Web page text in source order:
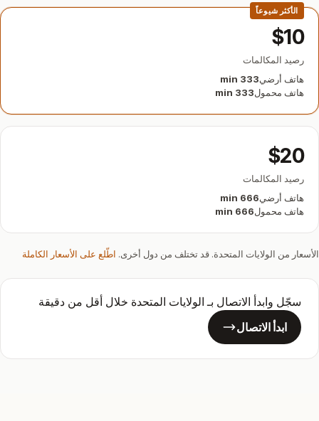
الأكثر شيوعاً
$10
رصيد المكالمات
هاتف أرضي333 min
هاتف محمول333 min
$20
رصيد المكالمات
هاتف أرضي666 min
هاتف محمول666 min
الأسعار من الولايات المتحدة. قد تختلف من دول أخرى. اطّلع على الأسعار الكاملة
سجّل وابدأ الاتصال بـ الولايات المتحدة خلال أقل من دقيقة
ابدأ الاتصال